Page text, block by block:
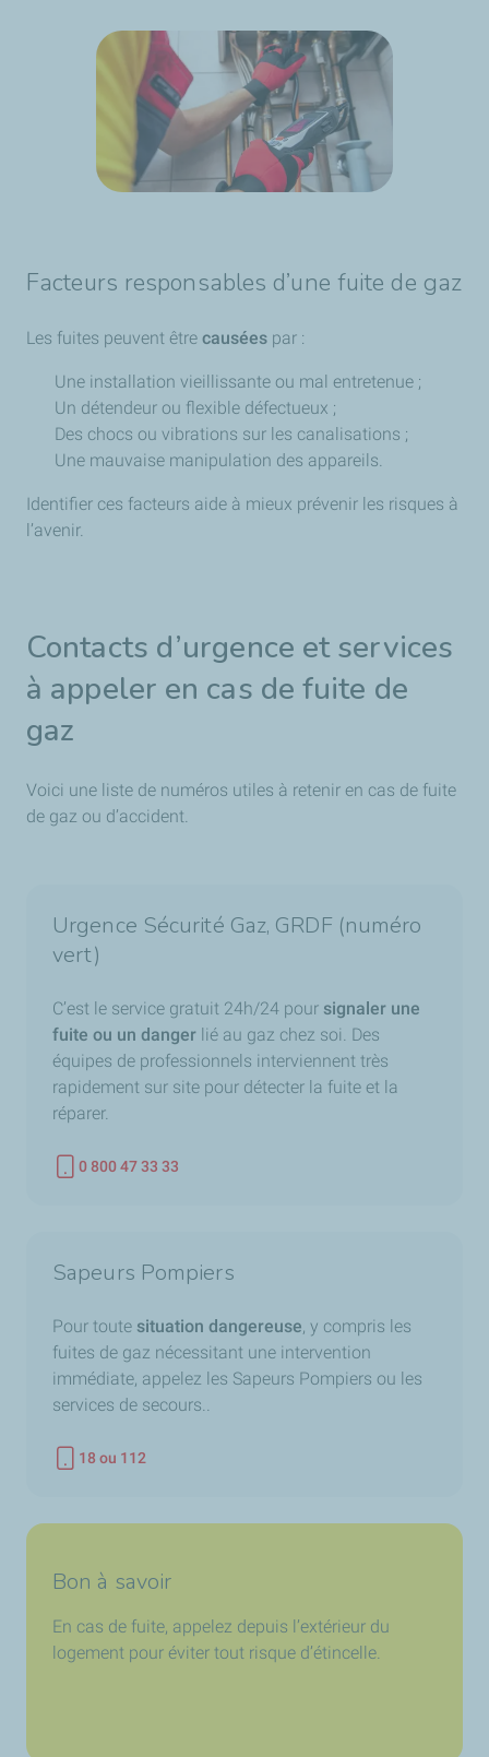
Facteurs responsables d’une fuite de gaz
Les fuites peuvent être causées par :
Une installation vieillissante ou mal entretenue ;
Un détendeur ou flexible défectueux ;
Des chocs ou vibrations sur les canalisations ;
Une mauvaise manipulation des appareils.
Identifier ces facteurs aide à mieux prévenir les risques à
l’avenir.
Contacts d’urgence et services
à appeler en cas de fuite de
gaz
Voici une liste de numéros utiles à retenir en cas de fuite
de gaz ou d’accident.
Urgence Sécurité Gaz, GRDF (numéro
vert)
C’est le service gratuit 24h/24 pour signaler une
fuite ou un danger lié au gaz chez soi. Des
équipes de professionnels interviennent très
rapidement sur site pour détecter la fuite et la
réparer.
0 800 47 33 33
Sapeurs Pompiers
Pour toute situation dangereuse, y compris les
fuites de gaz nécessitant une intervention
immédiate, appelez les Sapeurs Pompiers ou les
services de secours..
18 ou 112
Bon à savoir
En cas de fuite, appelez depuis l’extérieur du
logement pour éviter tout risque d’étincelle.